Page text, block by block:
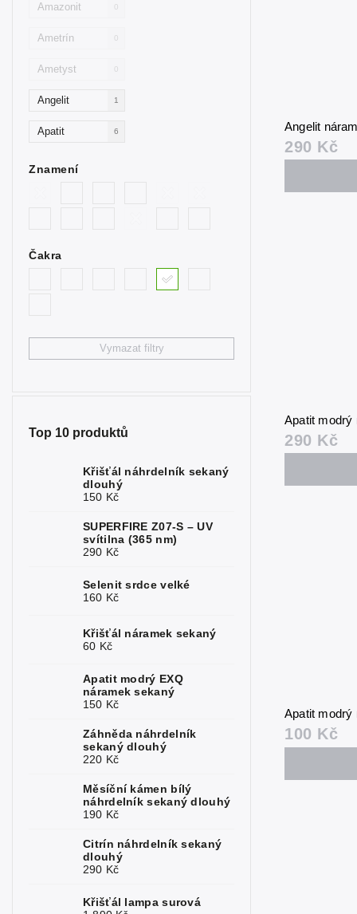
Amazonit 0
Ametrín 0
Ametyst 0
Angelit 1
Apatit 6
Avanturín
Hematit 0
0
0
0
1
0
0
0
0
0
Znamení
Čakra
Vymazat filtry
Top 10 produktů
Křišťál náhrdelník sekaný
dlouhý
150 Kč
SUPERFIRE Z07-S – UV
svítilna (365 nm)
290 Kč
Selenit srdce velké
160 Kč
Křišťál náramek sekaný
60 Kč
Apatit modrý EXQ
náramek sekaný
150 Kč
Záhněda náhrdelník
sekaný dlouhý
220 Kč
Měsíční kámen bílý
náhrdelník sekaný dlouhý
190 Kč
Citrín náhrdelník sekaný
dlouhý
290 Kč
Křišťál lampa surová
Angelit
290 Kč
Apatit modrý
290 Kč
Apatit modrý
100 Kč